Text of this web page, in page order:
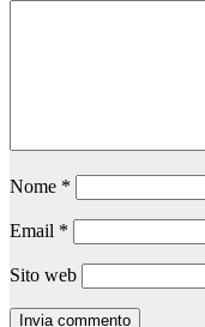
Nome *
Email *
Sito web